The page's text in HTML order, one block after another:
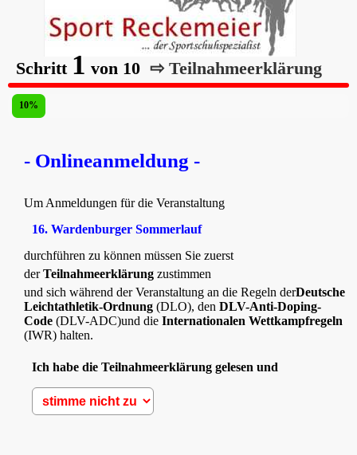
Schritt 1 von 10 ⇨ Teilnahmeerklärung
10%
- Onlineanmeldung -
Um Anmeldungen für die Veranstaltung
16. Wardenburger Sommerlauf
durchführen zu können müssen Sie zuerst
derTeilnahmeerklärung zustimmen
und sich während der Veranstaltung an die Regeln derDeutsche
Leichtathletik-Ordnung (DLO), den DLV-Anti-Doping-
Code (DLV-ADC)und die Internationalen Wettkampfregeln
(IWR) halten.
Ich habe die Teilnahmeerklärung gelesen und